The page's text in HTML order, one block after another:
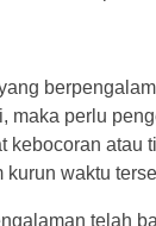
perlu
waktu
telah